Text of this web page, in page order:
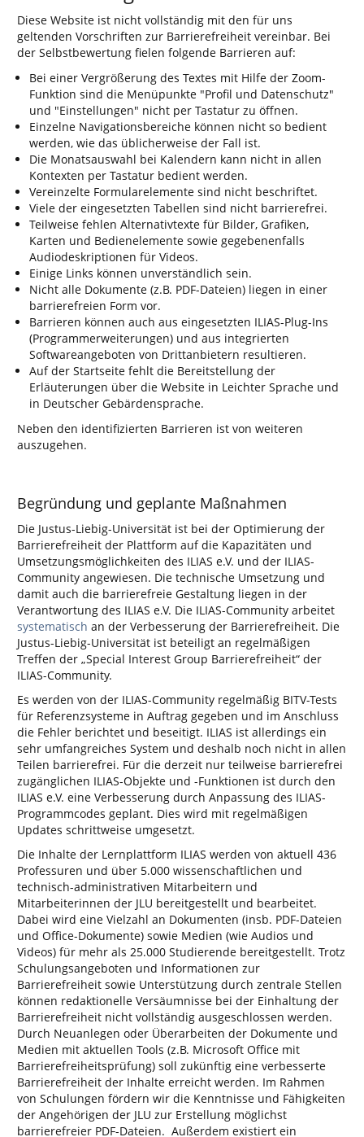
Diese Website ist nicht vollständig mit den für uns
geltenden Vorschriften zur Barrierefreiheit vereinbar. Bei
der Selbstbewertung fielen folgende Barrieren auf:
Bei einer Vergrößerung des Textes mit Hilfe der Zoom-
Funktion sind die Menüpunkte "Profil und Datenschutz"
und "Einstellungen" nicht per Tastatur zu öffnen.
Einzelne Navigationsbereiche können nicht so bedient
werden, wie das üblicherweise der Fall ist.
Die Monatsauswahl bei Kalendern kann nicht in allen
Kontexten per Tastatur bedient werden.
Vereinzelte Formularelemente sind nicht beschriftet.
Viele der eingesetzten Tabellen sind nicht barrierefrei.
Teilweise fehlen Alternativtexte für Bilder, Grafiken,
Karten und Bedienelemente sowie gegebenenfalls
Audiodeskriptionen für Videos.
Einige Links können unverständlich sein.
Nicht alle Dokumente (z.B. PDF-Dateien) liegen in einer
barrierefreien Form vor.
Barrieren können auch aus eingesetzten ILIAS-Plug-Ins
(Programmerweiterungen) und aus integrierten
Softwareangeboten von Drittanbietern resultieren.
Auf der Startseite fehlt die Bereitstellung der
Erläuterungen über die Website in Leichter Sprache und
in Deutscher Gebärdensprache.
Neben den identifizierten Barrieren ist von weiteren
auszugehen.
Begründung und geplante Maßnahmen
Die Justus-Liebig-Universität ist bei der Optimierung der
Barrierefreiheit der Plattform auf die Kapazitäten und
Umsetzungsmöglichkeiten des ILIAS e.V. und der ILIAS-
Community angewiesen. Die technische Umsetzung und
damit auch die barrierefreie Gestaltung liegen in der
Verantwortung des ILIAS e.V. Die ILIAS-Community arbeitet
systematisch an der Verbesserung der Barrierefreiheit. Die
Justus-Liebig-Universität ist beteiligt an regelmäßigen
Treffen der „Special Interest Group Barrierefreiheit“ der
ILIAS-Community.
Es werden von der ILIAS-Community regelmäßig BITV-Tests
für Referenzsysteme in Auftrag gegeben und im Anschluss
die Fehler berichtet und beseitigt. ILIAS ist allerdings ein
sehr umfangreiches System und deshalb noch nicht in allen
Teilen barrierefrei. Für die derzeit nur teilweise barrierefrei
zugänglichen ILIAS-Objekte und -Funktionen ist durch den
ILIAS e.V. eine Verbesserung durch Anpassung des ILIAS-
Programmcodes geplant. Dies wird mit regelmäßigen
Updates schrittweise umgesetzt.
Die Inhalte der Lernplattform ILIAS werden von aktuell 436
Professuren und über 5.000 wissenschaftlichen und
technisch-administrativen Mitarbeitern und
Mitarbeiterinnen der JLU bereitgestellt und bearbeitet.
Dabei wird eine Vielzahl an Dokumenten (insb. PDF-Dateien
und Office-Dokumente) sowie Medien (wie Audios und
Videos) für mehr als 25.000 Studierende bereitgestellt. Trotz
Schulungsangeboten und Informationen zur
Barrierefreiheit sowie Unterstützung durch zentrale Stellen
können redaktionelle Versäumnisse bei der Einhaltung der
Barrierefreiheit nicht vollständig ausgeschlossen werden.
Durch Neuanlegen oder Überarbeiten der Dokumente und
Medien mit aktuellen Tools (z.B. Microsoft Office mit
Barrierefreiheitsprüfung) soll zukünftig eine verbesserte
Barrierefreiheit der Inhalte erreicht werden. Im Rahmen
von Schulungen fördern wir die Kenntnisse und Fähigkeiten
der Angehörigen der JLU zur Erstellung möglichst
barrierefreier PDF-Dateien. Außerdem existiert ein